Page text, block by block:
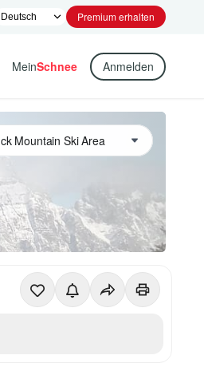
Premium erhalten
MeinSchnee Anmelden